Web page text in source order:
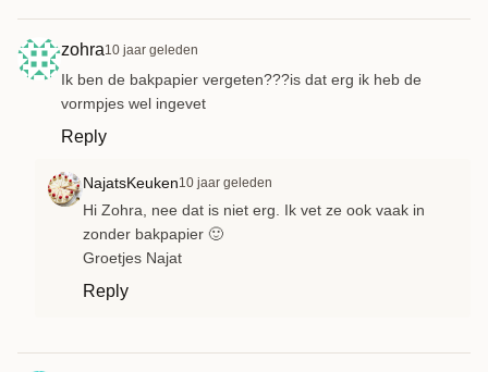
zohra10 jaar geleden
Ik ben de bakpapier vergeten???is dat erg ik heb de
vormpjes wel ingevet
Reply
NajatsKeuken10 jaar geleden
Hi Zohra, nee dat is niet erg. Ik vet ze ook vaak in
zonder bakpapier 🙂
Groetjes Najat
Reply